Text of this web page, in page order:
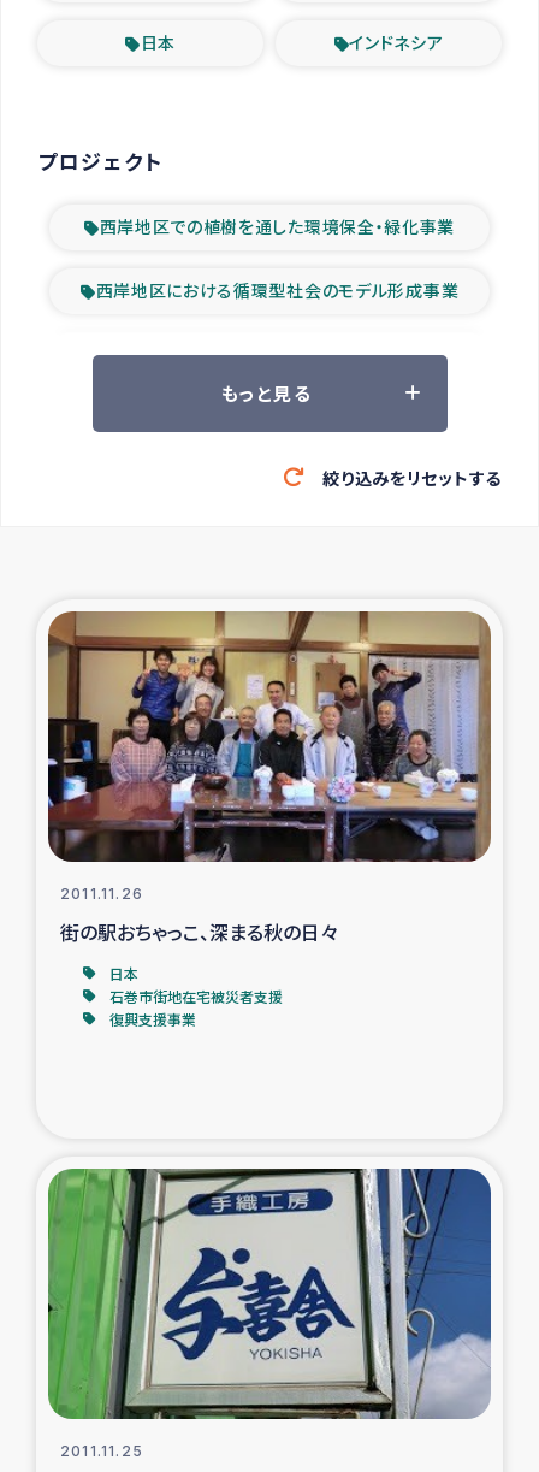
日本 インドネシア
プロジェクト
西岸地区での植樹を通した環境保全・緑化事業
西岸地区における循環型社会のモデル形成事業
ツアー参加者の声
緊急救援の時代
東ティモール豪雨緊急支援
大雨による洪水被災者支援
カカオ生産者支援事業
シリア国内避難民・帰還民の生活再建支援
トルコにおけるシリア難民支援事業
インドネシア中部 スラウェシの地震・津波被災者支援
スリランカ ムライティブ県帰還民の生活再建支援
スリランカ南部洪水被災者支援
スリランカの南北女性をつなぐサリー・リサイクル・プロ
ジェクト
復興支援事業
民際教育事業
もっと見る
絞り込みをリセットする
2011.11.26
街の駅おちゃっこ、深まる秋の日々
日本
石巻市街地在宅被災者支援
復興支援事業
2011.11.25